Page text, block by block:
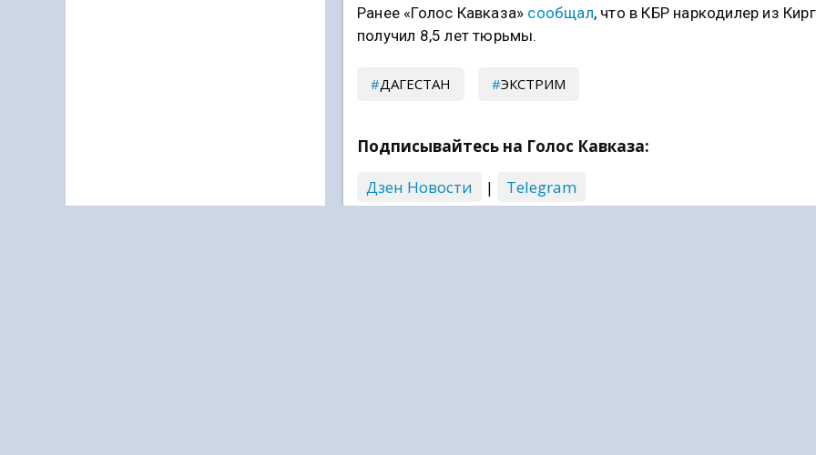
Ранее «Голос Кавказа» сообщал, что в КБР наркодилер из
получил 8,5 лет тюрьмы.
ДАГЕСТАН ЭКСТРИМ
Подписывайтесь на Голос Кавказа:
Дзен Новости
| Telegram